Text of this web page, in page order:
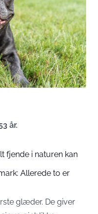
år.
fjende i naturen kan
Allerede to er
glæder. De giver